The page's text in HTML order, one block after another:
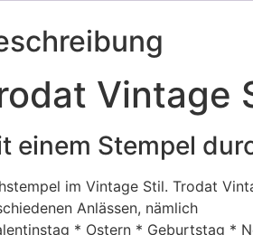
Vintage
einem Stempel
im Vintage Stil. Trodat
Anlässen, nämlich
* Ostern * Geburtstag *